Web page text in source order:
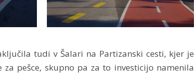
tudi v Šalari na Partizanski cesti, kjer je
pešce, skupno pa za to investicijo namenila